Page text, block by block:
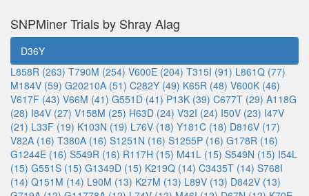
SNPMiner Trials by Shray Alag
D36Y
L858R (263) T790M (254) V600E (204) T315I (91) L861Q (77)
M184V (59) G20210A (51) C282Y (49) K65R (48) V600K (46)
V617F (43) V66M (41) G551D (41) P13K (39) C677T (29) A118G
(28) I84V (27) V158M (25) H63D (24) V32I (24) I50V (23) I47V
(21) L33F (19) K103N (19) L76V (18) Y181C (18) D816V (17)
V82A (16) T380A (16) S1251N (16) S1255P (16) G178R (16)
G1244E (16) S549R (16) R117H (15) M41L (15) S549N (15) I54L
(15) G551S (15) G1349D (15) K219Q (14) C3435T (14) S768I
(14) Q151M (14) L90M (13) K27M (13) L89V (13) D842V (13)